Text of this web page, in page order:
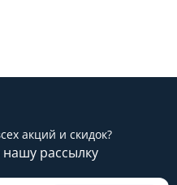
акций и скидок?
рассылку